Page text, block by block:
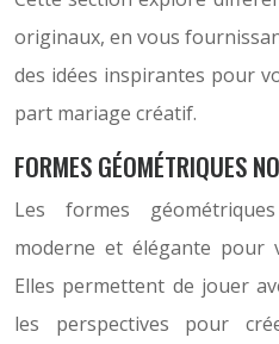
originaux, en vous
des idées inspirantes pour
part mariage créatif.
FORMES GÉOMÉTRIQUES
Les formes
moderne et élégante pour
Elles permettent de jouer
les perspectives pour